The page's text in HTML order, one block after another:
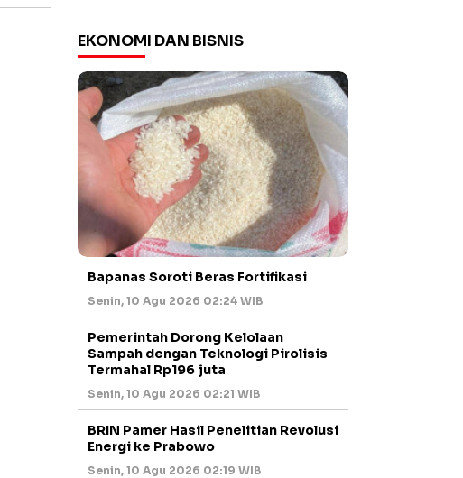
EKONOMI DAN BISNIS
Bapanas Soroti Beras Fortifikasi
Senin, 10 Agu 2026 02:24 WIB
Pemerintah Dorong Kelolaan
Sampah dengan Teknologi Pirolisis
Termahal Rp196 juta
Senin, 10 Agu 2026 02:21 WIB
BRIN Pamer Hasil Penelitian Revolusi
Energi ke Prabowo
Senin, 10 Agu 2026 02:19 WIB